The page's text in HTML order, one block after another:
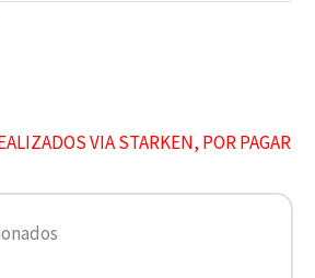
VIA STARKEN, POR PAGAR